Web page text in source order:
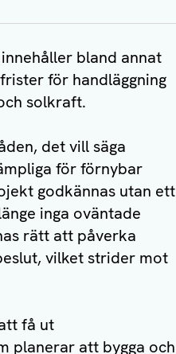
bland annat
för handläggning
solkraft.
det vill säga
för förnybar
godkännas utan ett
inga oväntade
rätt att påverka
vilket strider mot
få ut
planerar att bygga och